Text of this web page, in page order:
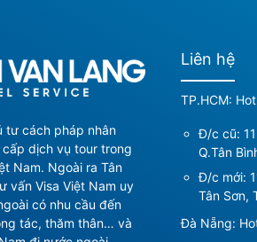
tư cách pháp nhân
dịch vụ tour trong
Nam. Ngoài ra Tân
vấn Visa Việt Nam uy
có nhu cầu đến
tác, thăm thân… và
Liên hệ
TP.HCM:
Đ/c cũ:
Q.Tân
Đ/c mới:
Tân Sơn,
Đà Nẵng: